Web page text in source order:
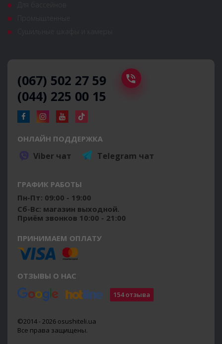
(067) 502 27 59
(044) 225 00 15
ОНЛАЙН ПОДДЕРЖКА
Viber чат Telegram чат
ГРАФИК РАБОТЫ
Пн-Пт: 09:00 - 19:00
Сб-Вс: магазин выходной.
Приём звонков 10:00 - 21:00
ПРИНИМАЕМ ОПЛАТУ
ОТЗЫВЫ О НАС
154 отзыва
©2014 - 2026 osushiteli.ua
Все права защищены.